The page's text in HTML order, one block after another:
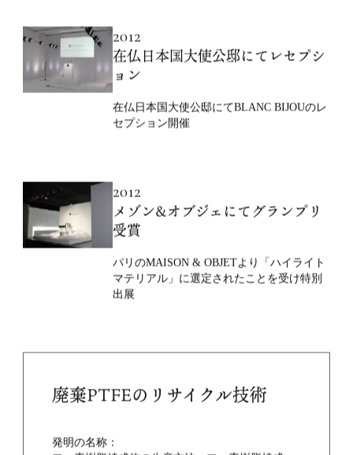
2012
在仏日本国大使公邸にてレセプシ
ョン
在仏日本国大使公邸にてBLANC BIJOUのレ
セプション開催
2012
メゾン&オブジェにてグランプリ
受賞
パリのMAISON & OBJETより「ハイライト
マテリアル」に選定されたことを受け特別
出展
廃棄PTFEのリサイクル技術
発明の名称：